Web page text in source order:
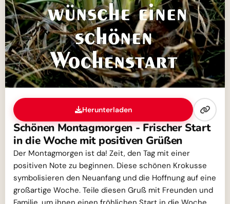
Herunterladen
Schönen Montagmorgen - Frischer Start
in die Woche mit positiven Grüßen
Der Montagmorgen ist da! Zeit, den Tag mit einer
positiven Note zu beginnen. Diese schönen Krokusse
symbolisieren den Neuanfang und die Hoffnung auf eine
großartige Woche. Teile diesen Gruß mit Freunden und